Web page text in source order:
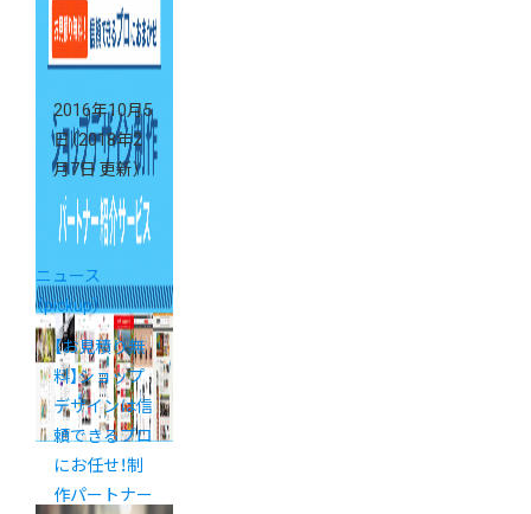
2016年10月5
日 （2018年2
月7日 更新）
ニュース
（pickup）
【お見積り無
料】ショップ
デザインは信
頼できるプロ
にお任せ！制
作パートナー